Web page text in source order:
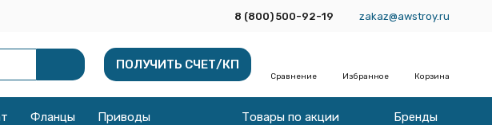
8 (800) 500-92-19 zakaz@awstroy.ru
ПОЛУЧИТЬ СЧЕТ/КП
Сравнение Избранное Корзина
Фланцы Приводы Товары по акции Бренды